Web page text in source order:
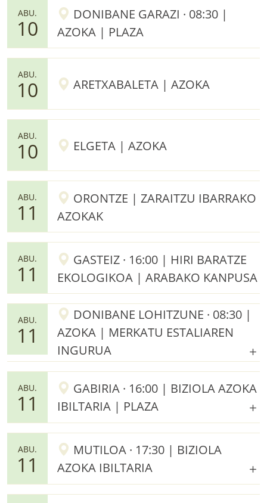
ABU.
10
DONIBANE GARAZI · 08:30 |
AZOKA | PLAZA
ABU.
10 ARETXABALETA | AZOKA
ABU.
10 ELGETA | AZOKA
ABU.
11
ORONTZE | ZARAITZU IBARRAKO
AZOKAK
ABU.
11
GASTEIZ · 16:00 | HIRI BARATZE
EKOLOGIKOA | ARABAKO KANPUSA
ABU.
11
DONIBANE LOHITZUNE · 08:30 |
AZOKA | MERKATU ESTALIAREN
INGURUA
ABU.
11
GABIRIA · 16:00 | BIZIOLA AZOKA
IBILTARIA | PLAZA
ABU.
11
MUTILOA · 17:30 | BIZIOLA
AZOKA IBILTARIA